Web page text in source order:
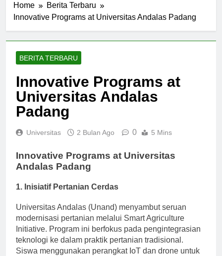
Home
Berita Terbaru
Innovative Programs at Universitas Andalas Padang
BERITA TERBARU
Innovative Programs at
Universitas Andalas
Padang
Universitas 2 Bulan Ago 0 5 Mins
Innovative Programs at Universitas
Andalas Padang
1. Inisiatif Pertanian Cerdas
Universitas Andalas (Unand) menyambut seruan
modernisasi pertanian melalui Smart Agriculture
Initiative. Program ini berfokus pada pengintegrasian
teknologi ke dalam praktik pertanian tradisional.
Siswa menggunakan perangkat IoT dan drone untuk